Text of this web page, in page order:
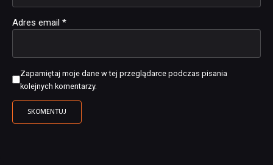
Adres email *
Zapamiętaj moje dane w tej przeglądarce podczas pisania
kolejnych komentarzy.